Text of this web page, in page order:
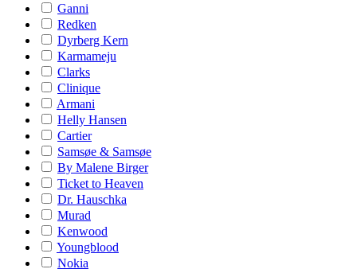
Ganni
Redken
Dyrberg Kern
Karmameju
Clarks
Clinique
Armani
Helly Hansen
Cartier
Samsøe & Samsøe
By Malene Birger
Ticket to Heaven
Dr. Hauschka
Murad
Kenwood
Youngblood
Nokia